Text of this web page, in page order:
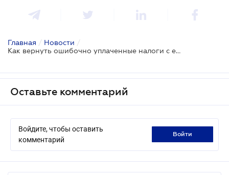
Главная / Новости /
Как вернуть ошибочно уплаченные налоги с единого счета
Оставьте комментарий
Войдите, чтобы оставить
комментарий
войти